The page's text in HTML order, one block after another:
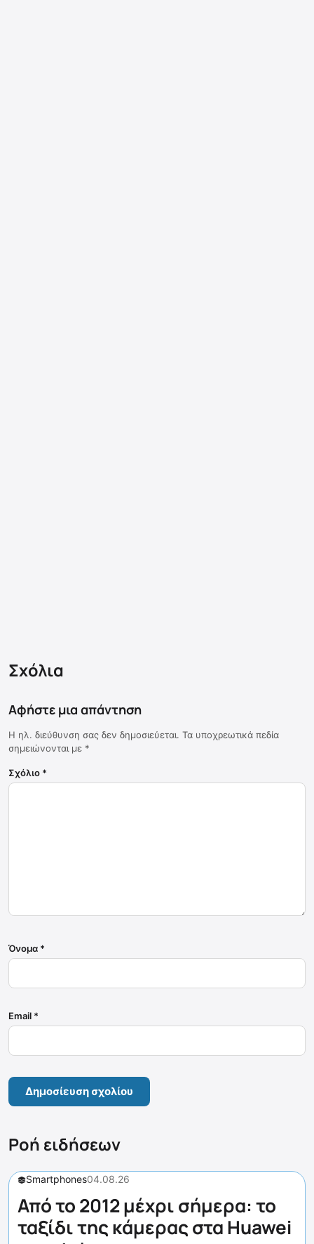
Σχόλια
Αφήστε μια απάντηση
Η ηλ. διεύθυνση σας δεν δημοσιεύεται. Τα υποχρεωτικά πεδία
σημειώνονται με *
Σχόλιο *
Όνομα *
Email *
Ροή ειδήσεων
Smartphones04.08.26
Από το 2012 μέχρι σήμερα: το
ταξίδι της κάμερας στα Huawei